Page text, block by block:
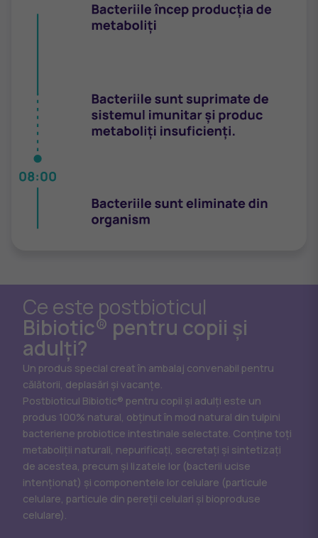
Ce este postbioticul
Bibiotic® pentru copii și
adulți?
Un produs special creat în ambalaj convenabil pentru
călătorii, deplasări și vacanțe.
Postbioticul Bibiotic® pentru copii și adulți este un
produs 100% natural, obținut în mod natural din tulpini
bacteriene probiotice intestinale selectate. Conține toți
metaboliții naturali, nepurificați, secretați și sintetizați
de acestea, precum și lizatele lor (bacterii ucise
intenționat) și componentele lor celulare (particule
celulare, particule din pereții celulari și bioproduse
celulare).